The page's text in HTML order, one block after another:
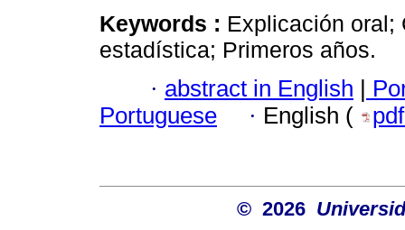
Keywords : Explicación oral;
estadística; Primeros años.
· abstract in English |
Portuguese
· English (
© 2026